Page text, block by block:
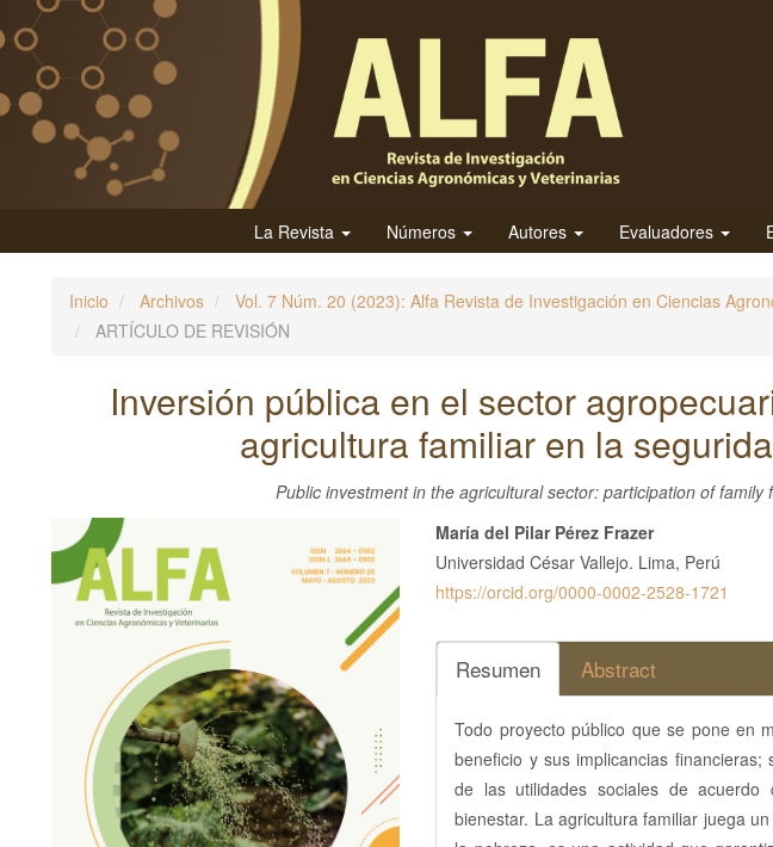
N
v
g
ó
C
La Revista Números Autores Evaluadores
Inicio Archivos
Vol. 7 Núm. 20 (2023): Alfa Revista de Investigación en Ciencias
ARTÍCULO DE REVISIÓN
Inversión pública en el sector
agricultura familiar en la
Public investment in the agricultural sector: participation of family
Barra
lateral
del
artículo
Contenido
principal
artículo
María del Pilar Pérez Frazer
Universidad César Vallejo. Lima, Perú
https://orcid.org/0000-0002-2528-1721
Resumen Abstract
Todo proyecto público que se pone en
beneficio y sus implicancias
de las utilidades sociales de
bienestar. La agricultura familiar juega